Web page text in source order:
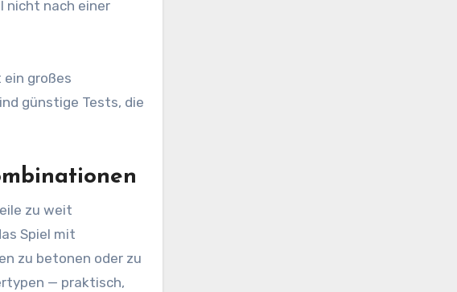
nicht nach einer
großes
günstige Tests, die
zu weit
Spiel mit
zu betonen oder zu
— praktisch,